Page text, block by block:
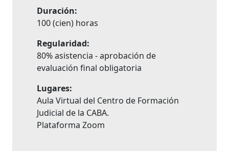
Duración:
100 (cien) horas
Regularidad:
80% asistencia - aprobación de
evaluación final obligatoria
Lugares:
Aula Virtual del Centro de Formación
Judicial de la CABA.
Plataforma Zoom